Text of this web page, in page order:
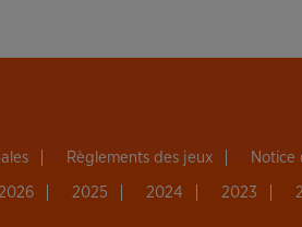
Règlements des jeux Notice
2026 2025 2024 2023